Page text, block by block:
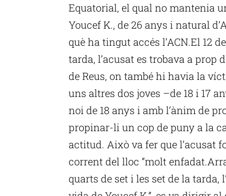
Equatorial, el qual no mantenia
Youcef K., de 26 anys i natural
què ha tingut accés l’ACN.El 12
tarda, l’acusat es trobava a prop
de Reus, on també hi havia la
uns altres dos joves –de 18 i 17
noi de 18 anys i amb l’ànim de
propinar-li un cop de puny a la
actitud. Això va fer que l’acusat
corrent del lloc “molt
quarts de set i les set de la tarda,